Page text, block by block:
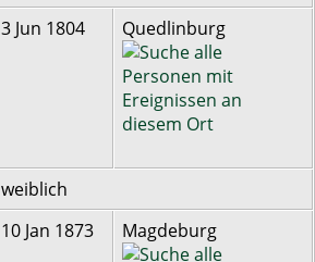
3 Jun 1804 Quedlinburg
weiblich
10 Jan 1873 Magdeburg